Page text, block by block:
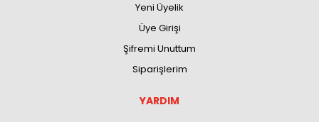
Yeni Üyelik
Üye Girişi
Şifremi Unuttum
Siparişlerim
YARDIM